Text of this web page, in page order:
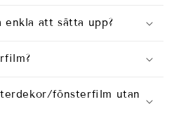
enkla att sätta upp?
fönsterfilm utan